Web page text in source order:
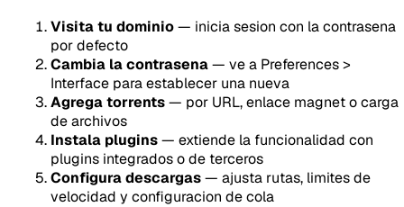
Visita tu dominio— inicia sesion con la contrasena
por defecto
Cambia la contrasena— ve a Preferences >
Interface para establecer una nueva
Agrega torrents— por URL, enlace magnet o carga
de archivos
Instala plugins— extiende la funcionalidad con
plugins integrados o de terceros
Configura descargas— ajusta rutas, limites de
velocidad y configuracion de cola